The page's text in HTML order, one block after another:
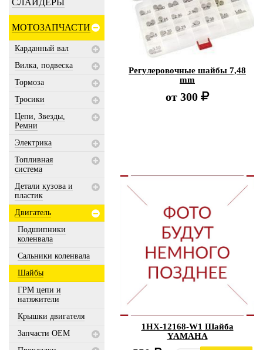
СЛАЙДЕРЫ
МОТОЗАПЧАСТИ
Карданный вал
Вилка, подвеска
Тормоза
Тросики
Цепи, Звезды,
Ремни
Электрика
Топливная
система
Детали кузова и
пластик
Двигатель
Подшипники
коленвала
Сальники коленвала
Шайбы
ГРМ цепи и
натяжители
Крышки двигателя
Запчасти OEM
Регулеровочные шайбы 7,48
mm
от 300
1HX-12168-W1 Шайба
YAMAHA